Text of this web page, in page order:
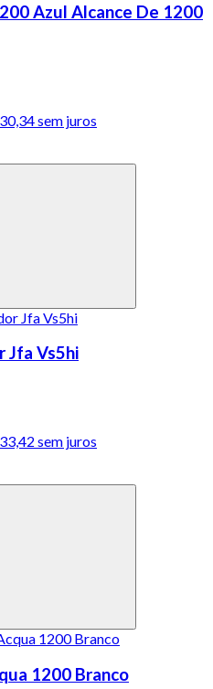
Azul Alcance De 1200
sem juros
Jfa Vs5hi
sem juros
1200 Branco